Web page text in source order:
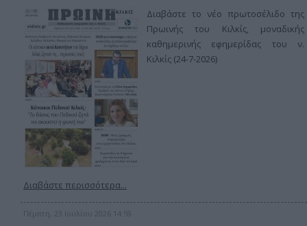
Διαβάστε το νέο πρωτοσέλιδο της
Πρωινής του Κιλκίς, μοναδικής
καθημερινής εφημερίδας του ν.
Κιλκίς (24-7-2026)
Διαβάστε περισσότερα...
Πέμπτη, 23 Ιουλίου 2026 14:59